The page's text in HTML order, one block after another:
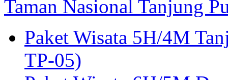
Taman Nasional Tanjung
Paket Wisata 5H/4M
TP-05)